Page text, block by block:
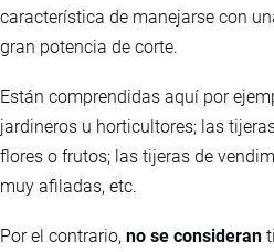
característica de manejarse con
gran potencia de corte.
Están comprendidas aquí por
jardineros u horticultores; las
flores o frutos; las tijeras de
muy afiladas, etc.
Por el contrario, no se consideran